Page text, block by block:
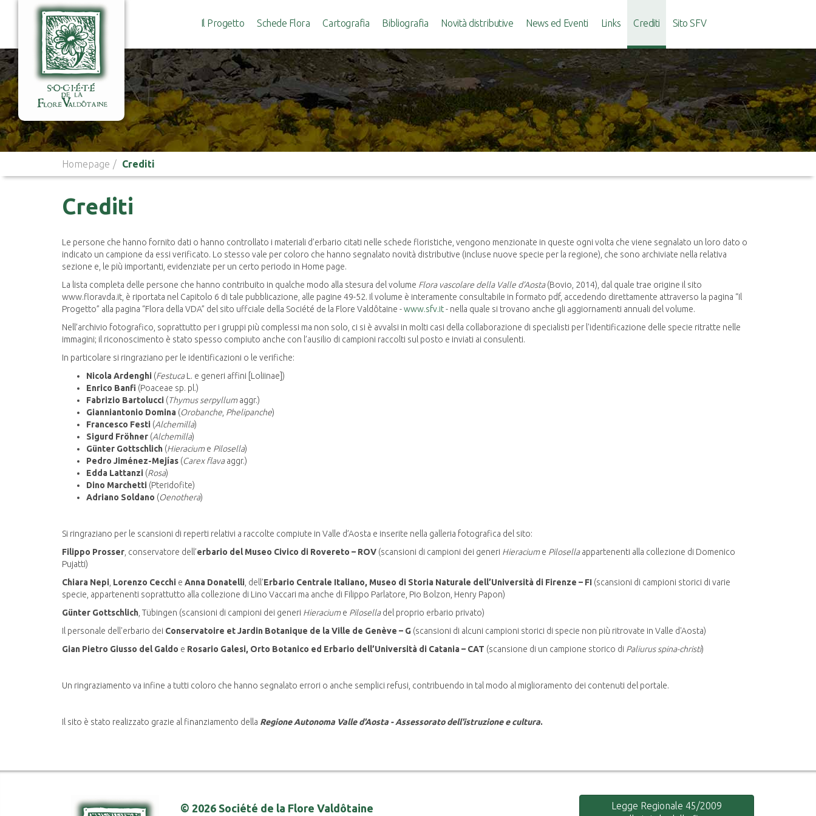
Il Progetto Schede Flora Cartografia Bibliografia Novità distributive News ed Eventi Links Crediti Sito SFV
Homepage Crediti
Crediti
Le persone che hanno fornito dati o hanno controllato i materiali d’erbario citati nelle schede floristiche, vengono menzionate in queste ogni volta che viene segnalato un loro dato o
indicato un campione da essi verificato. Lo stesso vale per coloro che hanno segnalato novità distributive (incluse nuove specie per la regione), che sono archiviate nella relativa
sezione e, le più importanti, evidenziate per un certo periodo in Home page.
La lista completa delle persone che hanno contribuito in qualche modo alla stesura del volume Flora vascolare della Valle d’Aosta(Bovio, 2014), dal quale trae origine il sito
www.floravda.it, è riportata nel Capitolo 6 di tale pubblicazione, alle pagine 49-52. Il volume è interamente consultabile in formato pdf, accedendo direttamente attraverso la pagina “Il
Progetto” alla pagina “Flora della VDA” del sito uffciale della Société de la Flore Valdôtaine -www.sfv.it- nella quale si trovano anche gli aggiornamenti annuali del volume.
Nell’archivio fotografico, soprattutto per i gruppi più complessi ma non solo, ci si è avvalsi in molti casi della collaborazione di specialisti per l'identificazione delle specie ritratte nelle
immagini; il riconoscimento è stato spesso compiuto anche con l’ausilio di campioni raccolti sul posto e inviati ai consulenti.
In particolare si ringraziano per le identificazioni o le verifiche:
Nicola Ardenghi (FestucaL. e generi affini [Loliinae])
Enrico Banfi (Poaceae sp. pl.)
Fabrizio Bartolucci (Thymus serpyllumaggr.)
Gianniantonio Domina (Orobanche Phelipanche)
Francesco Festi (Alchemilla)
Sigurd Fröhner (Alchemilla)
Günter Gottschlich (Hieraciume Pilosella)
Pedro Jiménez-Mejías (Carex flavaaggr.)
Edda Lattanzi (Rosa)
Dino Marchetti (Pteridofite)
Adriano Soldano (Oenothera)
Si ringraziano per le scansioni di reperti relativi a raccolte compiute in Valle d’Aosta e inserite nella galleria fotografica del sito:
Filippo Prosser , conservatore dell’erbario del Museo Civico di Rovereto – ROV (scansioni di campioni dei generi Hieraciume Pilosellaappartenenti alla collezione di Domenico
Pujatti)
Chiara Nepi Lorenzo Cecchi e Anna Donatelli , dell’Erbario Centrale Italiano, Museo di Storia Naturale dell’Università di Firenze – FI (scansioni di campioni storici di varie
specie, appartenenti soprattutto alla collezione di Lino Vaccari ma anche di Filippo Parlatore, Pio Bolzon, Henry Papon)
Günter Gottschlich , Tübingen (scansioni di campioni dei generi Hieraciume Piloselladel proprio erbario privato)
Il personale dell'erbario dei Conservatoire et Jardin Botanique de la Ville de Genève – G (scansioni di alcuni campioni storici di specie non più ritrovate in Valle d'Aosta)
Gian Pietro Giusso del Galdo e Rosario Galesi, Orto Botanico ed Erbario dell’Università di Catania – CAT (scansione di un campione storico di Paliurus spina-christi)
Un ringraziamento va infine a tutti coloro che hanno segnalato errori o anche semplici refusi, contribuendo in tal modo al miglioramento dei contenuti del portale.
Il sito è stato realizzato grazie al finanziamento della Regione Autonoma Valle d'Aosta - Assessorato dell'istruzione e cultura.
© 2026 Société de la Flore Valdôtaine
Legge Regionale 45/2009